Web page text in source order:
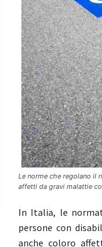
Le norme che regolano il
affetti da gravi malattie
In Italia, le
persone con
anche coloro